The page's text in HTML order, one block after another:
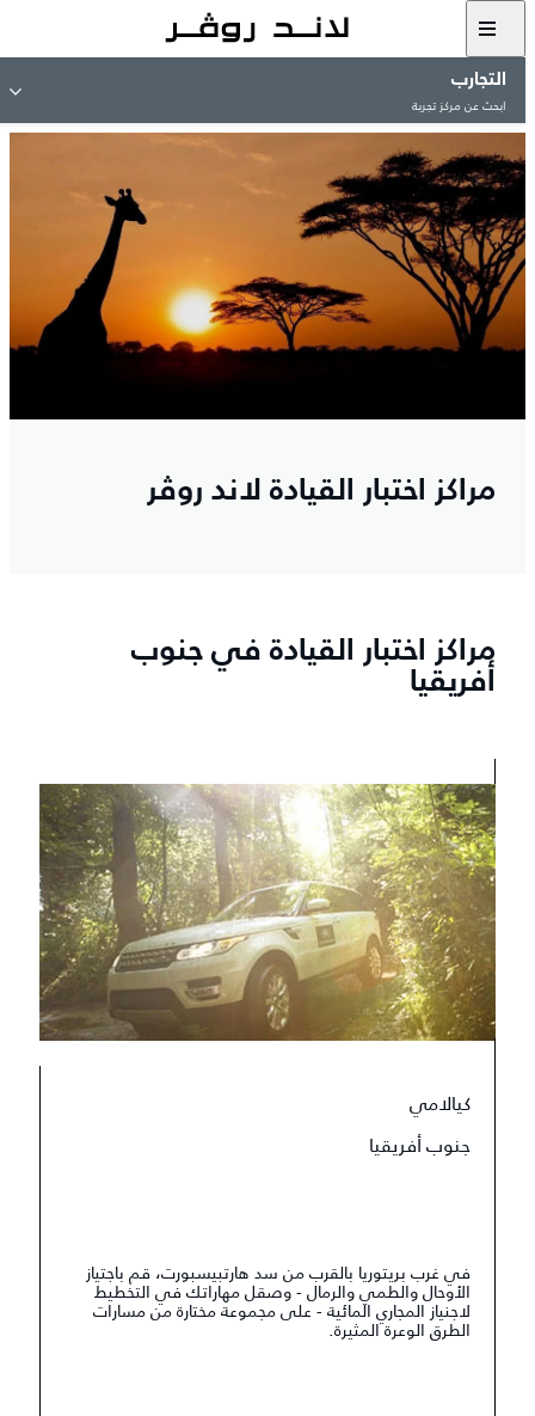
التجارب
ابحث عن مركز تجربة
مراكز اختبار القيادة لاند روڤر
مراكز اختبار القيادة في جنوب
أفريقيا
كيالامي
جنوب أفريقيا
في غرب بريتوريا بالقرب من سد هارتبيسبورت، قم باجتياز
الأوحال والطمي والرمال - وصقل مهاراتك في التخطيط
لاجنياز المجاري المائية - على مجموعة مختارة من مسارات
الطرق الوعرة المثيرة.